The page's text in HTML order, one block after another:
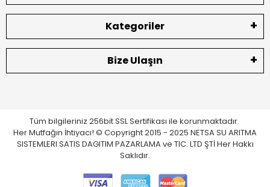
Kategoriler
Bize Ulaşın
Tüm bilgileriniz 256bit SSL Sertifikası ile korunmaktadır.
Her Mutfağın İhtiyacı! © Copyright 2015 - 2025 NETSA SU ARITMA
SISTEMLERI SATIS DAGITIM PAZARLAMA ve TIC. LTD ŞTİ Her Hakkı
Saklıdır.